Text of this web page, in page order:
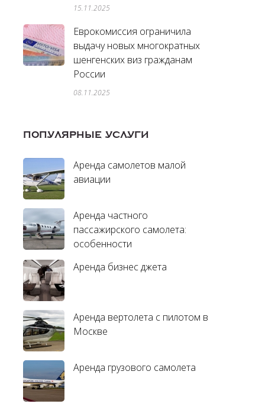
15.11.2025
Еврокомиссия ограничила
выдачу новых многократных
шенгенских виз гражданам
России
08.11.2025
ПОПУЛЯРНЫЕ УСЛУГИ
Аренда самолетов малой
авиации
Аренда частного
пассажирского самолета:
особенности
Аренда бизнес джета
Аренда вертолета с пилотом в
Москве
Аренда грузового самолета